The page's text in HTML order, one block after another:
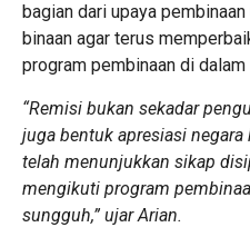
bagian dari upaya
binaan agar terus
program pembinaan di dalam
“Remisi bukan sekadar
juga bentuk apresiasi
telah menunjukkan sikap
mengikuti program
sungguh,” ujar Arian.